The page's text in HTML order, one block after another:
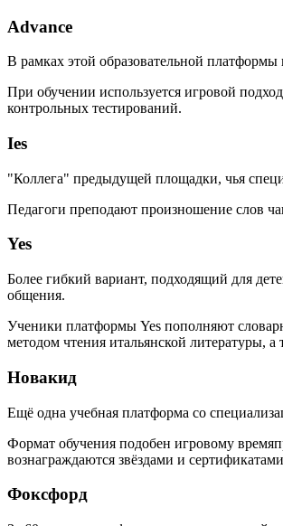
Advance
В рамках этой образовательной
При обучении используется игровой
контрольных тестирований.
Ies
"Коллега" предыдущей площадки, чья
Педагоги преподают произношение слов
Yes
Более гибкий вариант, подходящий для
общения.
Ученики платформы Yes пополняют
методом чтения итальянской литературы,
Новакид
Ещё одна учебная платформа со
Формат обучения подобен игровому
вознаграждаются звёздами и
Фоксфорд